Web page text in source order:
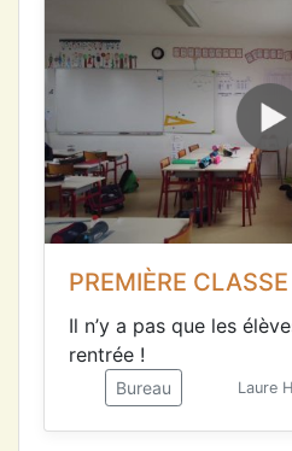
PREMIÈRE CLASSE
Il n’y a pas que les
rentrée !
Bureau Laure